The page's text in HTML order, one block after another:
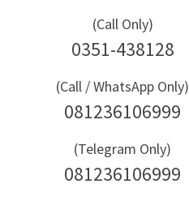
(Call Only)
0351-438128
(Call / WhatsApp Only)
081236106999
(Telegram Only)
081236106999